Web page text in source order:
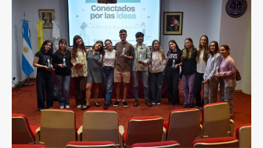
UCA
premió
mejor
de
Comunicación
año